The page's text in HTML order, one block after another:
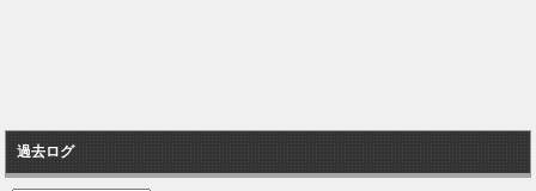
過去ログ